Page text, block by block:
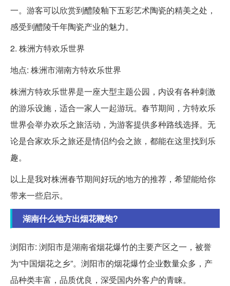
一。游客可以欣赏到醴陵釉下五彩艺术陶瓷的精美之处，
感受到醴陵千年陶瓷产业的魅力。
2. 株洲方特欢乐世界
地点: 株洲市湖南方特欢乐世界
株洲方特欢乐世界是一座大型主题公园，内设有各种刺激
的游乐设施，适合一家人一起游玩。春节期间，方特欢乐
世界会举办欢乐之旅活动，为游客提供多种路线选择。无
论是合家欢乐之旅还是情侣约会之旅，都能在这里找到乐
趣。
以上是我对株洲春节期间好玩的地方的推荐，希望能给你
带来一些启示。
湖南什么地方出烟花鞭炮?
浏阳市: 浏阳市是湖南省烟花爆竹的主要产区之一，被誉
为“中国烟花之乡”。浏阳市的烟花爆竹企业数量众多，产
品种类丰富，品质优良，深受国内外客户的青睐。